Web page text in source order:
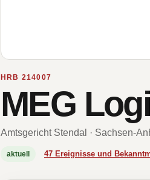
HRB 214007
MEG
Amtsgericht Stendal · Sachsen-
aktuell 47 Ereignisse und